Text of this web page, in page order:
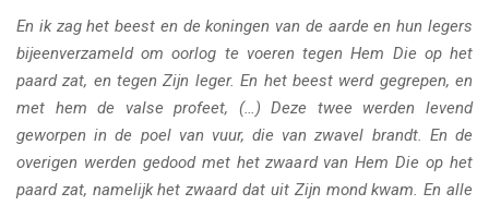
En ik zag het beest en de koningen van de aarde en hun legers
bijeenverzameld om oorlog te voeren tegen Hem Die op het
paard zat, en tegen Zijn leger. En het beest werd gegrepen, en
met hem de valse profeet, (…) Deze twee werden levend
geworpen in de poel van vuur, die van zwavel brandt. En de
overigen werden gedood met het zwaard van Hem Die op het
paard zat, namelijk het zwaard dat uit Zijn mond kwam. En alle